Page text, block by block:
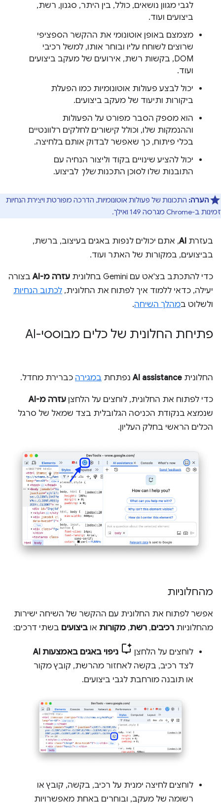
לגבי מגוון נושאים, כולל, בין היתר, סגנון, רשת,
ביצועים ועוד.
מצמצם באופן אוטונומי את ההקשר הספציפי
שרוצים לשוחח עליו ובוחר אותו, למשל רכיבי
DOM, בקשות רשת, אירועים של מעקב ביצועים
ועוד.
יכול לבצע פעולות אוטונומיות כמו הפעלת
ביקורות ותיעוד של מעקב ביצועים.
הוא מספק הסבר מפורט על הפעולות
וההנמקות שלו, וכולל קישורים לחלקים רלוונטיים
בכלי פיתוח, כך שאפשר לבדוק אותם בלחיצה.
יכול להציע שינויים בקוד וליצור הנחיה עם
התובנות שלו לסוכן התכנותשלך לביצוע.
הערה: התכונות של פעולות אוטונומיות, הדרכה מפורטת ויצירת הנחיות
זמינות ב-Chrome מגרסה 149 ואילך.
בעזרת AI, אתם יכולים לנפות באגים בעיצוב, ברשת,
בביצועים, במקורות של האתר ועוד.
כדי להתכתב בצ'אט עם Gemini בחלונית עזרה מ-AI
בצורה
יעילה, כדאי ללמוד איך לפתוח את החלונית, לכתוב הנחיות
ולשלוט במהלך השיחה.
פתיחת החלונית של כלים מבוססי-AI
החלונית AI assistanceנפתחת במגירה כברירת מחדל.
כדי לפתוח את החלונית, לוחצים על הלחצן עזרה מ-AI
שנמצא בנקודת הכניסה הגלובלית בצד שמאל של סרגל
הכלים הראשי בחלק העליון.
מהחלוניות
אפשר לפתוח את החלונית עם ההקשר של השיחה ישירות
מהחלוניות רכיבים, רשת, מקורות או ביצועים בשתי דרכים:
לוחצים על הלחצן
ניפוי באגים באמצעות AI
לצד רכיב, בקשה לאחזור מהרשת, קובץ מקור
או תובנה מורחבת לגבי ביצועים.
לוחצים לחיצה ימנית על רכיב, בקשה, קובץ או
רשומה של מעקב, ובוחרים באחת מאפשרויות